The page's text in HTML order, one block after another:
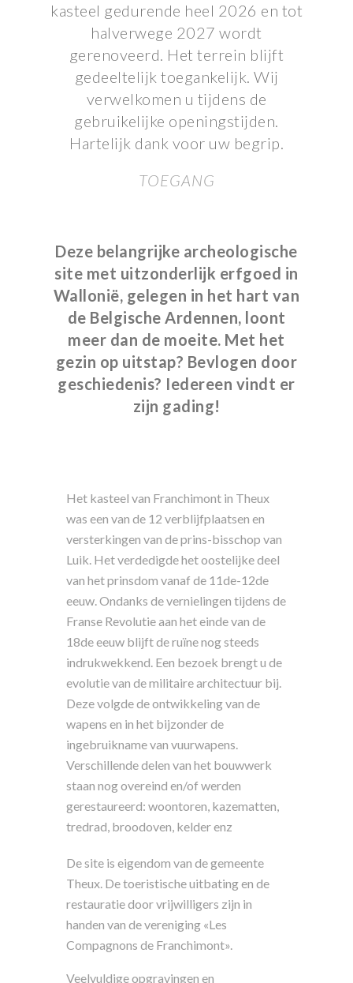
kasteel gedurende heel 2026 en tot
halverwege 2027 wordt
gerenoveerd. Het terrein blijft
gedeeltelijk toegankelijk. Wij
verwelkomen u tijdens de
gebruikelijke openingstijden.
Hartelijk dank voor uw begrip.
TOEGANG
Deze belangrijke archeologische
site met uitzonderlijk erfgoed in
Wallonië, gelegen in het hart van
de Belgische Ardennen, loont
meer dan de moeite. Met het
gezin op uitstap? Bevlogen door
geschiedenis? Iedereen vindt er
zijn gading!
Het kasteel van Franchimont in Theux
was een van de 12 verblijfplaatsen en
versterkingen van de prins-bisschop van
Luik. Het verdedigde het oostelijke deel
van het prinsdom vanaf de 11de-12de
eeuw. Ondanks de vernielingen tijdens de
Franse Revolutie aan het einde van de
18de eeuw blijft de ruïne nog steeds
indrukwekkend. Een bezoek brengt u de
evolutie van de militaire architectuur bij.
Deze volgde de ontwikkeling van de
wapens en in het bijzonder de
ingebruikname van vuurwapens.
Verschillende delen van het bouwwerk
staan nog overeind en/of werden
gerestaureerd: woontoren, kazematten,
tredrad, broodoven, kelder enz
De site is eigendom van de gemeente
Theux. De toeristische uitbating en de
restauratie door vrijwilligers zijn in
handen van de vereniging «Les
Compagnons de Franchimont».
Veelvuldige opgravingen en